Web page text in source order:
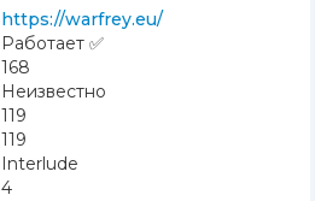
https://warfrey.eu/
Работает ✅
168
Неизвестно
119
119
Interlude
4